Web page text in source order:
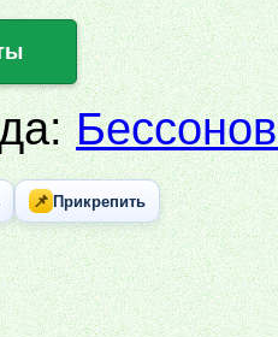
📌 Прикрепить